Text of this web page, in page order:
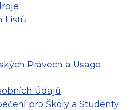
Listů
Právech a Usage
Údajů
pro Školy a Studenty